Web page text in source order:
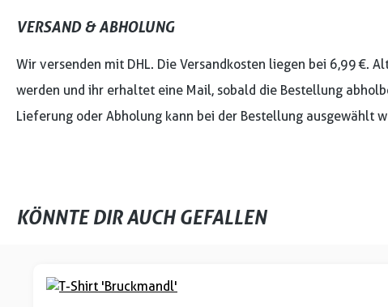
VERSAND & ABHOLUNG
Wir versenden mit DHL. Die Versandkosten liegen bei 6,99 €.
werden und ihr erhaltet eine Mail, sobald die Bestellung
Lieferung oder Abholung kann bei der Bestellung ausgewählt
KÖNNTE DIR AUCH GEFALLEN